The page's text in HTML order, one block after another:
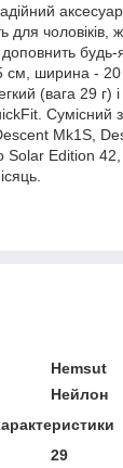
для чоловіків,
доповнить
см, ширина - 20
(вага 29 г)
Сумісний
Mk1S,
Edition 42,
Hemsut
Нейлон
29